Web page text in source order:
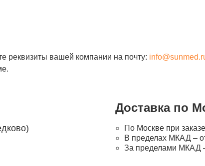
реквизиты вашей компании на почту:
Доставка по
По Москве при
В пределах МКАД –
За пределами МКАД